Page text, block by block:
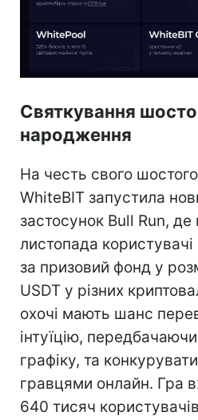
Святкування
народження
На честь свого
WhiteBIT запустила
застосунок Bull Run,
листопада
за призовий фонд у
USDT у різних
охочі мають шанс
інтуїцію,
графіку, та
гравцями онлайн. Гра
640 тисяч